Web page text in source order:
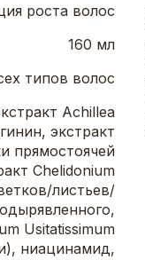
роста волос
160 мл
типов волос
Achillea
экстракт
прямостоячей
Chelidonium
листьев/
Usitatissimum
ниацинамид,